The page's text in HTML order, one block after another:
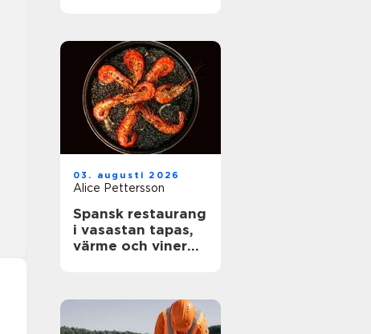
03. augusti 2026
Alice Pettersson
Spansk restaurang
i vasastan tapas,
värme och viner